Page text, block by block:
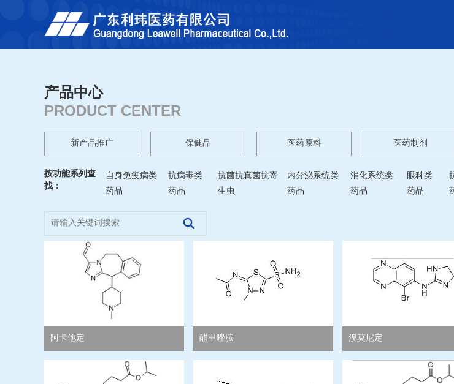
产品中心
PRODUCT CENTER
新产品推广 保健品 医药原料 医药制剂
按功能系列查
找：
自身免疫病类
药品
抗病毒类
药品
抗菌抗真菌抗寄
生虫
内分泌系统类
药品
消化系统类
药品
眼科类
药品
阿卡他定 醋甲唑胺 溴莫尼定